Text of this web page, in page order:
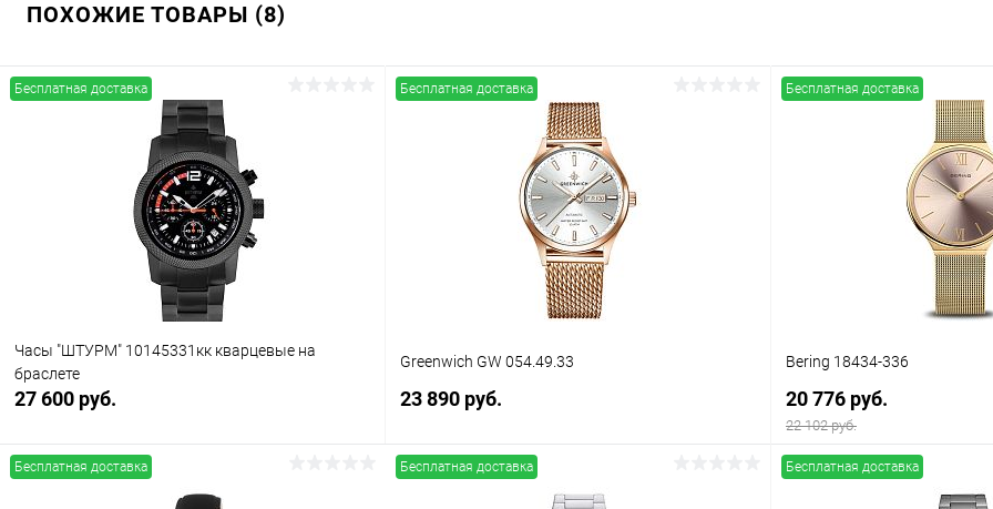
ПОХОЖИЕ ТОВАРЫ (8)
Бесплатная доставка
Часы "ШТУРМ" 10145331кк кварцевые на
браслете
27 600 руб.
Бесплатная доставка
Greenwich GW 054.49.33
23 890 руб.
Бесплатная доставка
Bering 18434-336
20 776 руб.
22 102 руб.
Бесплатная доставка Бесплатная доставка Бесплатная доставка